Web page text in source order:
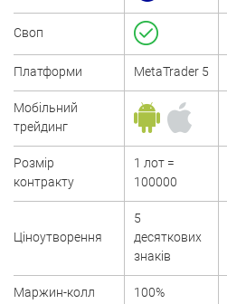
Своп
Платформи MetaTrader 5
Мобільний
трейдинг
Розмір
контракту
1 лот =
100000
Ціноутворення
5
десяткових
знаків
Маржин-колл 100%